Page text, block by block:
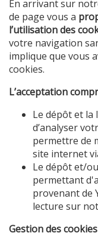
En arrivant sur
de page vous a
l’utilisation des
votre navigation
implique que vous
cookies.
L’acceptation
Le dépôt et la
d’analyser
permettre de
site internet
Le dépôt et/
permettant
provenant de
lecture sur
Gestion des